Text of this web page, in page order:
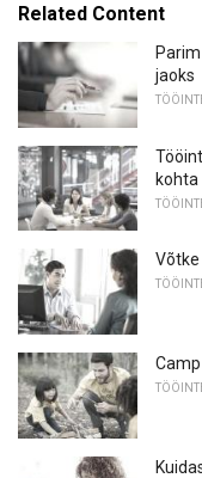
Related Content
jaoks
kohta